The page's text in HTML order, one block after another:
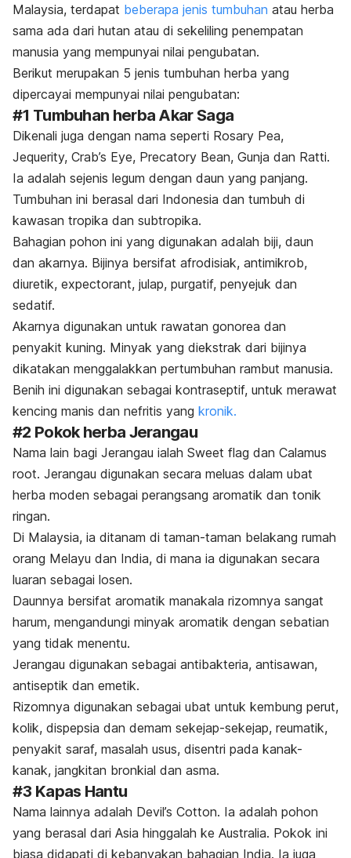
Malaysia, terdapat beberapa jenis tumbuhan atau herba
sama ada dari hutan atau di sekeliling penempatan
manusia yang mempunyai nilai pengubatan.
Berikut merupakan 5 jenis tumbuhan herba yang
dipercayai mempunyai nilai pengubatan:
#1 Tumbuhan herba Akar Saga
Dikenali juga dengan nama seperti Rosary Pea,
Jequerity, Crab’s Eye, Precatory Bean, Gunja dan Ratti.
Ia adalah sejenis legum dengan daun yang panjang.
Tumbuhan ini berasal dari Indonesia dan tumbuh di
kawasan tropika dan subtropika.
Bahagian pohon ini yang digunakan adalah biji, daun
dan akarnya. Bijinya bersifat afrodisiak, antimikrob,
diuretik, expectorant, julap, purgatif, penyejuk dan
sedatif.
Akarnya digunakan untuk rawatan gonorea dan
penyakit kuning. Minyak yang diekstrak dari bijinya
dikatakan menggalakkan pertumbuhan rambut manusia.
Benih ini digunakan sebagai kontraseptif, untuk merawat
kencing manis dan nefritis yang kronik.
#2 Pokok herba Jerangau
Nama lain bagi Jerangau ialah Sweet flag dan Calamus
root. Jerangau digunakan secara meluas dalam ubat
herba moden sebagai perangsang aromatik dan tonik
ringan.
Di Malaysia, ia ditanam di taman-taman belakang rumah
orang Melayu dan India, di mana ia digunakan secara
luaran sebagai losen.
Daunnya bersifat aromatik manakala rizomnya sangat
harum, mengandungi minyak aromatik dengan sebatian
yang tidak menentu.
Jerangau digunakan sebagai antibakteria, antisawan,
antiseptik dan emetik.
Rizomnya digunakan sebagai ubat untuk kembung perut,
kolik, dispepsia dan demam sekejap-sekejap, reumatik,
penyakit saraf, masalah usus, disentri pada kanak-
kanak, jangkitan bronkial dan asma.
#3 Kapas Hantu
Nama lainnya adalah Devil’s Cotton. Ia adalah pohon
yang berasal dari Asia hinggalah ke Australia. Pokok ini
biasa didapati di kebanyakan bahagian India. Ia juga